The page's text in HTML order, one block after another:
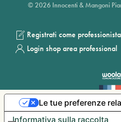
© 2026 Innocenti & Mangoni
Registrati come professionista
Login shop area professional
Informativa sulla raccolta
Le tue preferenze